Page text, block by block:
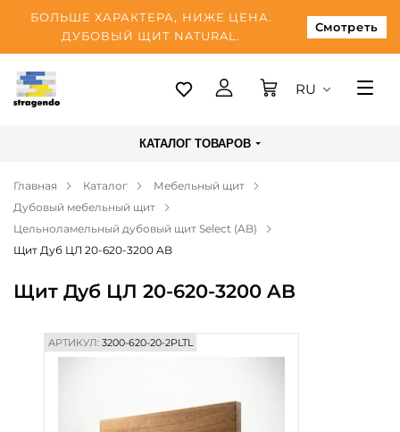
БОЛЬШЕ ХАРАКТЕРА, НИЖЕ ЦЕНА.
ДУБОВЫЙ ЩИТ NATURAL.
Смотреть
Таллинн
Оплата
О нас
Блог
Контакты
RU
КАТАЛОГ ТОВАРОВ
Главная Каталог
Мебельный щит
Дубовый мебельный щит
Цельноламельный дубовый щит Select (AB)
Щит Дуб ЦЛ 20-620-3200 AB
Щит Дуб ЦЛ 20-620-3200 AB
АРТИКУЛ:3200-620-20-2PLTL